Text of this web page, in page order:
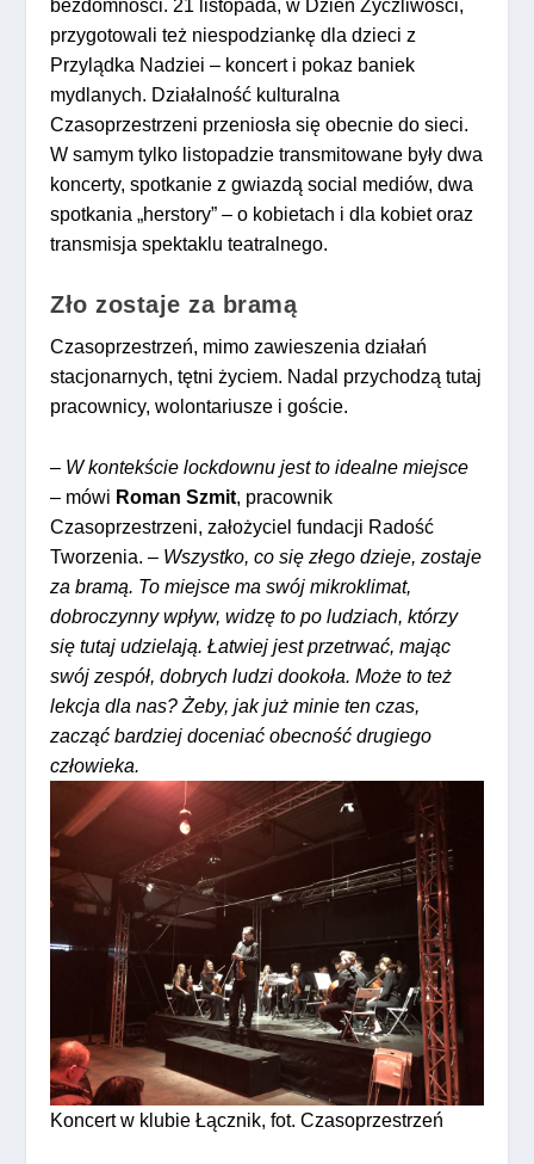
bezdomności. 21 listopada, w Dzień Życzliwości,
przygotowali też niespodziankę dla dzieci z
Przylądka Nadziei – koncert i pokaz baniek
mydlanych. Działalność kulturalna
Czasoprzestrzeni przeniosła się obecnie do sieci.
W samym tylko listopadzie transmitowane były dwa
koncerty, spotkanie z gwiazdą social mediów, dwa
spotkania „herstory” – o kobietach i dla kobiet oraz
transmisja spektaklu teatralnego.
Zło zostaje za bramą
Czasoprzestrzeń, mimo zawieszenia działań
stacjonarnych, tętni życiem. Nadal przychodzą tutaj
pracownicy, wolontariusze i goście.
– W kontekście lockdownu jest to idealne miejsce
– mówi Roman Szmit, pracownik
Czasoprzestrzeni, założyciel fundacji Radość
Tworzenia. – Wszystko, co się złego dzieje, zostaje
za bramą. To miejsce ma swój mikroklimat,
dobroczynny wpływ, widzę to po ludziach, którzy
się tutaj udzielają. Łatwiej jest przetrwać, mając
swój zespół, dobrych ludzi dookoła. Może to też
lekcja dla nas? Żeby, jak już minie ten czas,
zacząć bardziej doceniać obecność drugiego
człowieka.
Koncert w klubie Łącznik, fot. Czasoprzestrzeń